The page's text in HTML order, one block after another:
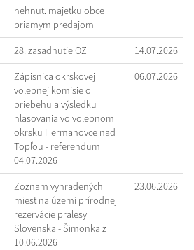
nehnut. majetku obce
priamym predajom
28. zasadnutie OZ 14.07.2026
Zápisnica okrskovej
volebnej komisie o
priebehu a výsledku
hlasovania vo volebnom
okrsku Hermanovce nad
Topľou - referendum
04.07.2026
06.07.2026
Zoznam vyhradených
miest na území prírodnej
rezervácie pralesy
Slovenska - Šimonka z
10.06.2026
23.06.2026